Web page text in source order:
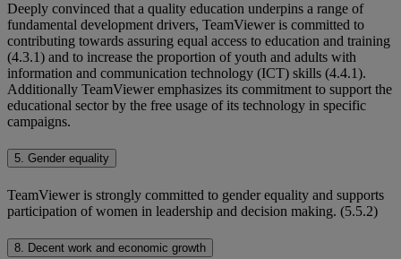
Deeply convinced that a quality education underpins a range of
fundamental development drivers, TeamViewer is committed to
contributing towards assuring equal access to education and training
(4.3.1) and to increase the proportion of youth and adults with
information and communication technology (ICT) skills (4.4.1).
Additionally TeamViewer emphasizes its commitment to support the
educational sector by the free usage of its technology in specific
campaigns.
5. Gender equality
TeamViewer is strongly committed to gender equality and supports
participation of women in leadership and decision making. (5.5.2)
8. Decent work and economic growth